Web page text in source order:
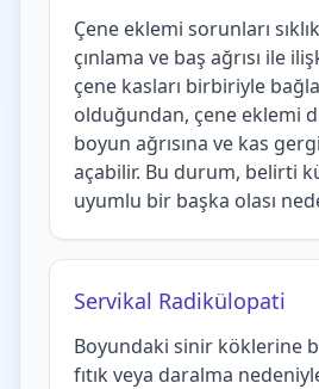
Çene eklemi sorunları
çınlama ve baş ağrısı ile
çene kasları birbiriyle
olduğundan, çene eklemi
boyun ağrısına ve kas
açabilir. Bu durum, belirti
uyumlu bir başka olası
Servikal Radikülopati
Boyundaki sinir köklerine
fıtık veya daralma